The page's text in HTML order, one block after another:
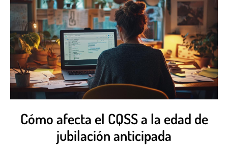
Cómo afecta el CQSS a la edad de
jubilación anticipada